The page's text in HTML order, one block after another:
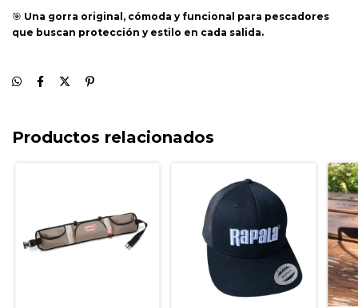
🎯 Una gorra original, cómoda y funcional para pescadores
que buscan protección y estilo en cada salida.
Productos relacionados